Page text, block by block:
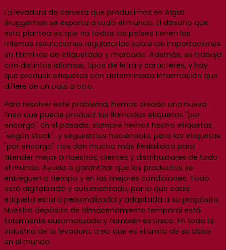
La levadura de cerveza que producimos en Algist
Bruggeman se exporta a todo el mundo. El desafío que
esto plantea es que no todos los países tienen las
mismas restricciones regulatorias sobre las importaciones
en términos de etiquetado y marcado. Además, se trabaja
con distintos idiomas, tipos de letra y caracteres, y hay
que producir etiquetas con determinada información que
difiere de un país a otro.
Para resolver este problema, hemos creado una nueva
línea que puede producir las llamadas etiquetas "por
encargo". En el pasado, siempre hemos hecho etiquetas
"según stock", y seguiremos haciéndolo, pero las etiquetas
"por encargo" nos dan mucha más flexibilidad para
atender mejor a nuestros clientes y distribuidores de todo
el mundo. Ayuda a garantizar que los productos se
entreguen a tiempo y en las mejores condiciones. Todo
está digitalizado y automatizado, por lo que cada
etiqueta estará personalizada y adaptada a su propósito.
Nuestro depósito de almacenamiento temporal está
totalmente automatizado y también es único. En toda la
industria de la levadura, creo que es el único de su clase
en el mundo.